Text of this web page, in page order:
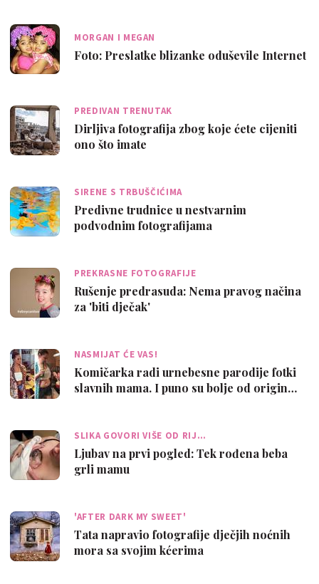
MORGAN I MEGAN
Foto: Preslatke blizanke oduševile Internet
PREDIVAN TRENUTAK
Dirljiva fotografija zbog koje ćete cijeniti
ono što imate
SIRENE S TRBUŠČIĆIMA
Predivne trudnice u nestvarnim
podvodnim fotografijama
PREKRASNE FOTOGRAFIJE
Rušenje predrasuda: Nema pravog načina
za 'biti dječak'
NASMIJAT ĆE VAS!
Komičarka radi urnebesne parodije fotki
slavnih mama. I puno su bolje od origin…
SLIKA GOVORI VIŠE OD RIJ…
Ljubav na prvi pogled: Tek rođena beba
grli mamu
'AFTER DARK MY SWEET'
Tata napravio fotografije dječjih noćnih
mora sa svojim kćerima